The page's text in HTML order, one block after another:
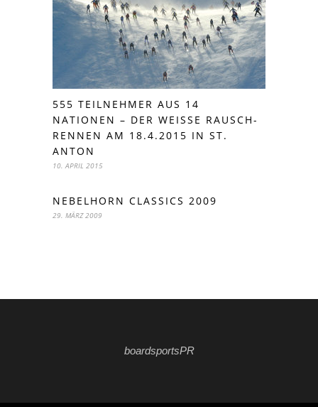
555 TEILNEHMER AUS 14
NATIONEN – DER WEISSE RAUSCH-R
ENNEN AM 18.4.2015 IN ST. A
NTON
10. APRIL 2015
NEBELHORN CLASSICS 2009
29. MÄRZ 2009
boardsportsPR